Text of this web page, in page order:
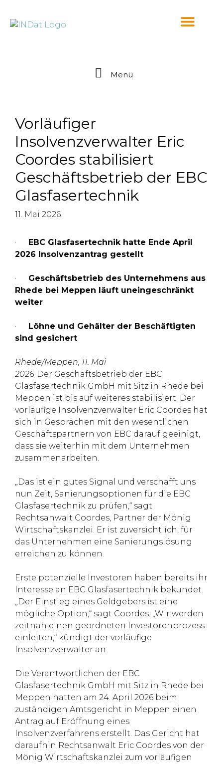
Menü
Vorläufiger
Insolvenzverwalter Eric
Coordes stabilisiert
Geschäftsbetrieb der EBC
Glasfasertechnik
11. Mai 2026
· EBC Glasfasertechnik hatte Ende April
2026 Insolvenzantrag gestellt
· Geschäftsbetrieb des Unternehmens aus
Rhede bei Meppen läuft uneingeschränkt
weiter
· Löhne und Gehälter der Beschäftigten
sind gesichert
Rhede/Meppen, 11. Mai
2026 Der Geschäftsbetrieb der EBC
Glasfasertechnik GmbH mit Sitz in Rhede bei
Meppen ist bis auf weiteres stabilisiert. Der
vorläufige Insolvenzverwalter Eric Coordes hat
sich in Gesprächen mit den wesentlichen
Geschäftspartnern von EBC darauf geeinigt,
dass sie weiterhin mit dem Unternehmen
zusammenarbeiten.
„Das ist ein gutes Signal und verschafft uns
nun Zeit, Sanierungsoptionen für die EBC
Glasfasertechnik zu prüfen,“ sagt
Rechtsanwalt Coordes, Partner der Mönig
Wirtschaftskanzlei. Er ist zuversichtlich, für
das Unternehmen eine Sanierungslösung
erreichen zu können.
Erste potenzielle Investoren haben bereits ihr
Interesse an EBC Glasfasertechnik bekundet.
„Der Einstieg eines Geldgebers ist eine
mögliche Option,“ sagt Coordes. „Wir werden
zeitnah einen geordneten Investorenprozess
einleiten,“ kündigt der vorläufige
Insolvenzverwalter an.
Die Verantwortlichen der EBC
Glasfasertechnik GmbH mit Sitz in Rhede bei
Meppen hatten am 24. April 2026 beim
zuständigen Amtsgericht in Meppen einen
Antrag auf Eröffnung eines
Insolvenzverfahrens erstellt. Das Gericht hat
daraufhin Rechtsanwalt Eric Coordes von der
Mönig Wirtschaftskanzlei zum vorläufigen